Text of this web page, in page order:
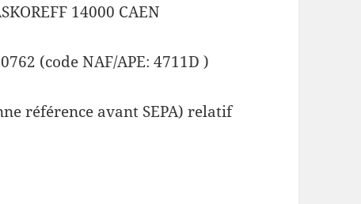
14000 CAEN
(code NAF/APE: 4711D )
référence avant SEPA) relatif